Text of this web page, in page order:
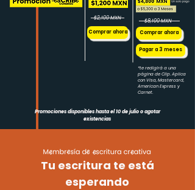
$2,100 MXN
Comprar ahora Comprar ahora
$8,100 MXN
Pagar a 3 meses
*te redigirá a una
página de Clip. Aplica
con Visa, Mastercard,
American Express y
Carnet.
Promociones disponibles hasta el 10 de julio o agotar
existencias
Tu escritura te está
esperando